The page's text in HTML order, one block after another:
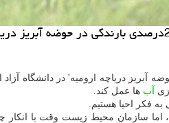
خرید و فروش حیوان خانگی: تبریز - معاون رییس جمهوری و رییس سازمان حفاظت محیط زیست كشور اعلام
دریاچه ارومیه' در دانشگاه آزاد
آب ها عمل كند.
فكر احیا هستیم.
تذكراتی مرتبط با خشكی دریاچه به گوش رسید، اما سازمان